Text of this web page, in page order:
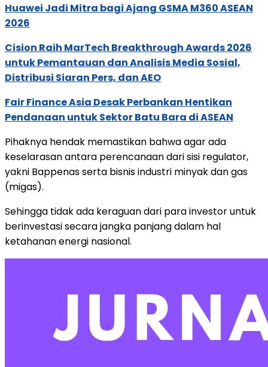
Huawei Jadi Mitra bagi Ajang GSMA M360 ASEAN
2026
Cision Raih MarTech Breakthrough Awards 2026
untuk Pemantauan dan Analisis Media Sosial,
Distribusi Siaran Pers, dan AEO
Fair Finance Asia Desak Perbankan Hentikan
Pendanaan untuk Sektor Batu Bara di ASEAN
Pihaknya hendak memastikan bahwa agar ada
keselarasan antara perencanaan dari sisi regulator,
yakni Bappenas serta bisnis industri minyak dan gas
(migas).
Sehingga tidak ada keraguan dari para investor untuk
berinvestasi secara jangka panjang dalam hal
ketahanan energi nasional.